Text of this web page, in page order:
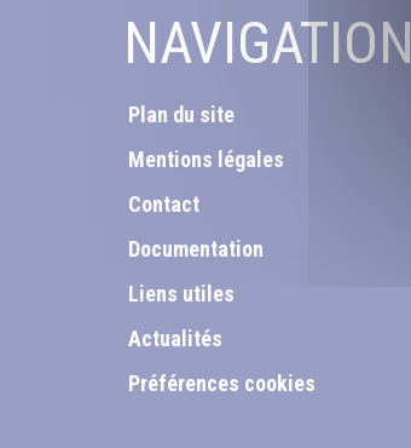
NAVIGATION
Plan du site
Mentions légales
Contact
Documentation
Liens utiles
Actualités
Préférences cookies